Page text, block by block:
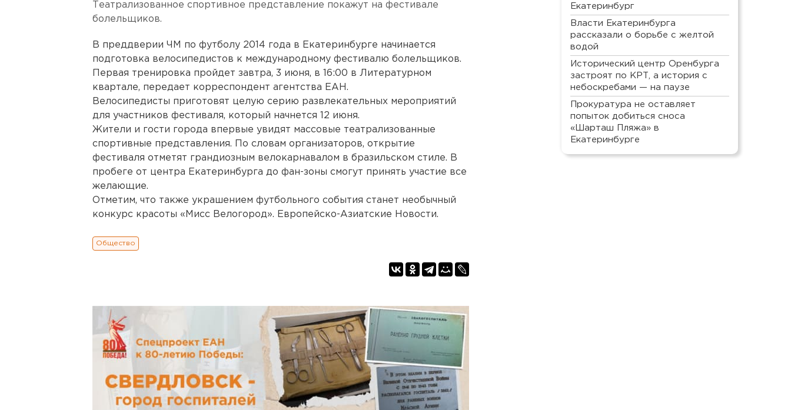
Театрализованное спортивное представление покажут на фестивале
болельщиков.
В преддверии ЧМ по футболу 2014 года в Екатеринбурге начинается
подготовка велосипедистов к международному фестивалю болельщиков.
Первая тренировка пройдет завтра, 3 июня, в 16:00 в Литературном
квартале, передает корреспондент агентства ЕАН.
Велосипедисты приготовят целую серию развлекательных мероприятий
для участников фестиваля, который начнется 12 июня.
Жители и гости города впервые увидят массовые театрализованные
спортивные представления. По словам организаторов, открытие
фестиваля отметят грандиозным велокарнавалом в бразильском стиле. В
пробеге от центра Екатеринбурга до фан-зоны смогут принять участие все
желающие.
Отметим, что также украшением футбольного события станет необычный
конкурс красоты «Мисс Велогород». Европейско-Азиатские Новости.
Общество
Екатеринбург
Власти Екатеринбурга
рассказали о борьбе с желтой
водой
Исторический центр Оренбурга
застроят по КРТ, а история с
небоскребами — на паузе
Прокуратура не оставляет
попыток добиться сноса
«Шарташ Пляжа» в
Екатеринбурге